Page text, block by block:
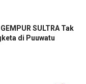
SULTRA Tak
di Puuwatu